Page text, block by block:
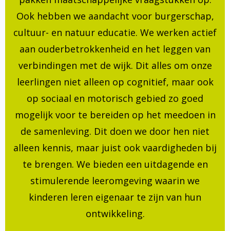
Ook hebben we aandacht voor burgerschap,
cultuur- en natuur educatie. We werken actief
aan ouderbetrokkenheid en het leggen van
verbindingen met de wijk. Dit alles om onze
leerlingen niet alleen op cognitief, maar ook
op sociaal en motorisch gebied zo goed
mogelijk voor te bereiden op het meedoen in
de samenleving. Dit doen we door hen niet
alleen kennis, maar juist ook vaardigheden bij
te brengen. We bieden een uitdagende en
stimulerende leeromgeving waarin we
kinderen leren eigenaar te zijn van hun
ontwikkeling.